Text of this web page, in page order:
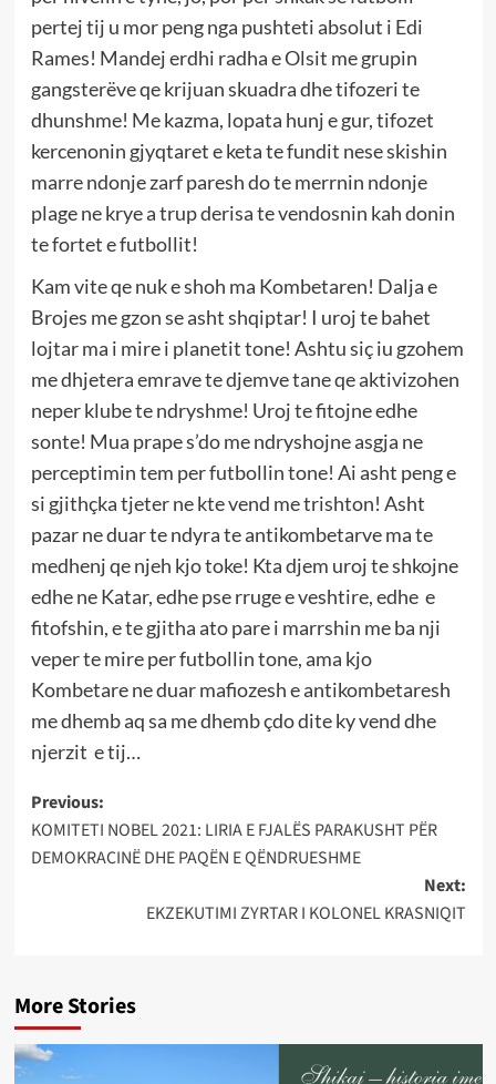
pertej tij u mor peng nga pushteti absolut i Edi
Rames! Mandej erdhi radha e Olsit me grupin
gangsterëve qe krijuan skuadra dhe tifozeri te
dhunshme! Me kazma, lopata hunj e gur, tifozet
kercenonin gjyqtaret e keta te fundit nese skishin
marre ndonje zarf paresh do te merrnin ndonje
plage ne krye a trup derisa te vendosnin kah donin
te fortet e futbollit!
Kam vite qe nuk e shoh ma Kombetaren! Dalja e
Brojes me gzon se asht shqiptar! I uroj te bahet
lojtar ma i mire i planetit tone! Ashtu siç iu gzohem
me dhjetera emrave te djemve tane qe aktivizohen
neper klube te ndryshme! Uroj te fitojne edhe
sonte! Mua prape s’do me ndryshojne asgja ne
perceptimin tem per futbollin tone! Ai asht peng e
si gjithçka tjeter ne kte vend me trishton! Asht
pazar ne duar te ndyra te antikombetarve ma te
medhenj qe njeh kjo toke! Kta djem uroj te shkojne
edhe ne Katar, edhe pse rruge e veshtire, edhe e
fitofshin, e te gjitha ato pare i marrshin me ba nji
veper te mire per futbollin tone, ama kjo
Kombetare ne duar mafiozesh e antikombetaresh
me dhemb aq sa me dhemb çdo dite ky vend dhe
njerzit e tij…
Post
navigation
Previous:
KOMITETI NOBEL 2021: LIRIA E FJALËS PARAKUSHT PËR
DEMOKRACINË DHE PAQËN E QËNDRUESHME
Next:
EKZEKUTIMI ZYRTAR I KOLONEL KRASNIQIT
More Stories